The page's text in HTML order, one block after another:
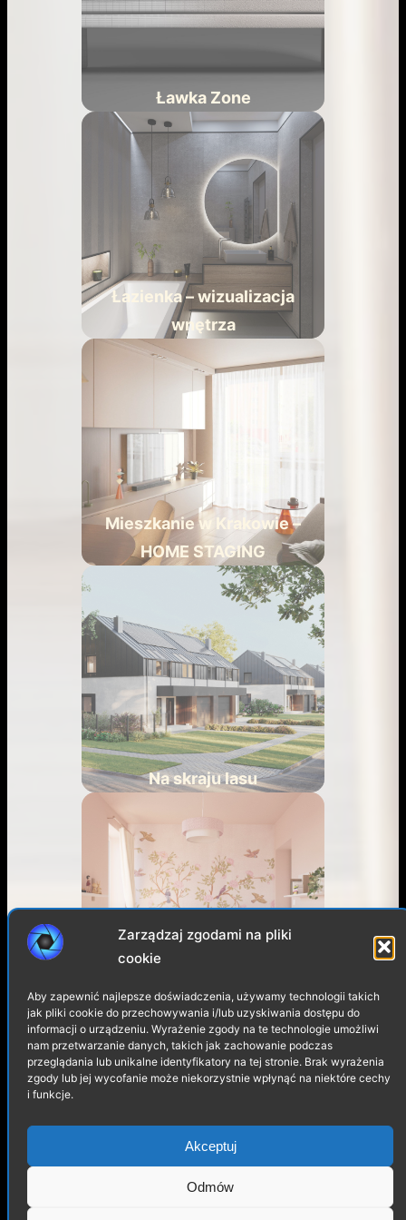
Zarządzaj zgodami na pliki
cookie
Aby zapewnić najlepsze doświadczenia, używamy technologii takich
jak pliki cookie do przechowywania i/lub uzyskiwania dostępu do
informacji o urządzeniu. Wyrażenie zgody na te technologie umożliwi
nam przetwarzanie danych, takich jak zachowanie podczas
przeglądania lub unikalne identyfikatory na tej stronie. Brak wyrażenia
zgody lub jej wycofanie może niekorzystnie wpłynąć na niektóre cechy
i funkcje.
Akceptuj
Odmów
Ławka Zone
Łazienka – wizualizacja
wnętrza
Mieszkanie w Krakowie –
HOME STAGING
Na skraju lasu
wnętrza